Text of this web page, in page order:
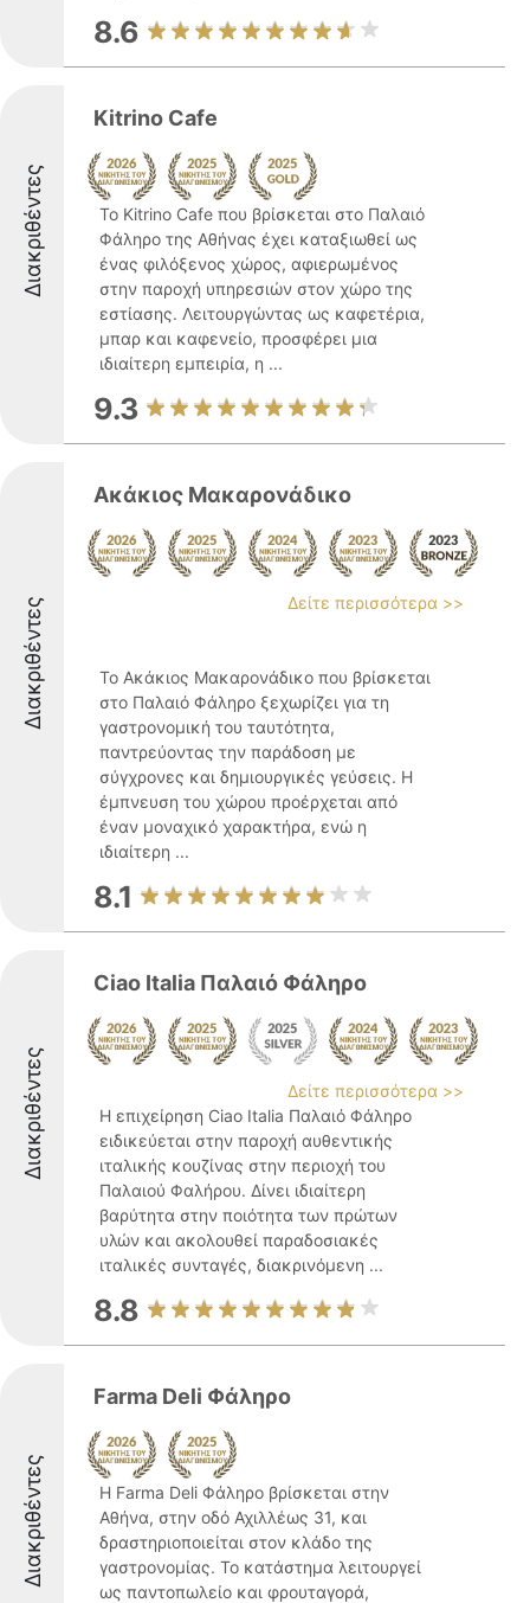
8.6
Διακριθέντες
Kitrino Cafe
Το Kitrino Cafe που βρίσκεται στο Παλαιό
Φάληρο της Αθήνας έχει καταξιωθεί ως
ένας φιλόξενος χώρος, αφιερωμένος
στην παροχή υπηρεσιών στον χώρο της
εστίασης. Λειτουργώντας ως καφετέρια,
μπαρ και καφενείο, προσφέρει μια
ιδιαίτερη εμπειρία, η ...
9.3
Διακριθέντες
Ακάκιος Μακαρονάδικο
Δείτε περισσότερα >>
Το Ακάκιος Μακαρονάδικο που βρίσκεται
στο Παλαιό Φάληρο ξεχωρίζει για τη
γαστρονομική του ταυτότητα,
παντρεύοντας την παράδοση με
σύγχρονες και δημιουργικές γεύσεις. Η
έμπνευση του χώρου προέρχεται από
έναν μοναχικό χαρακτήρα, ενώ η
ιδιαίτερη ...
8.1
Διακριθέντες
Ciao Italia Παλαιό Φάληρο
Δείτε περισσότερα >>
Η επιχείρηση Ciao Italia Παλαιό Φάληρο
ειδικεύεται στην παροχή αυθεντικής
ιταλικής κουζίνας στην περιοχή του
Παλαιού Φαλήρου. Δίνει ιδιαίτερη
βαρύτητα στην ποιότητα των πρώτων
υλών και ακολουθεί παραδοσιακές
ιταλικές συνταγές, διακρινόμενη ...
8.8
Διακριθέντες
Farma Deli Φάληρο
Η Farma Deli Φάληρο βρίσκεται στην
Αθήνα, στην οδό Αχιλλέως 31, και
δραστηριοποιείται στον κλάδο της
γαστρονομίας. Το κατάστημα λειτουργεί
ως παντοπωλείο και φρουταγορά,